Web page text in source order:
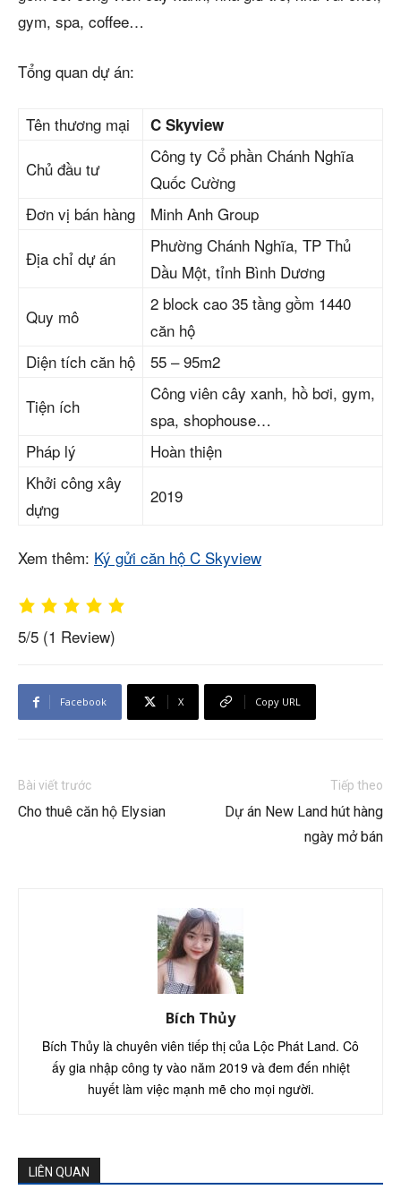
gym, spa, coffee…
Tổng quan dự án:
Tên thương mại C Skyview
Chủ đầu tư
Công ty Cổ phần Chánh Nghĩa
Quốc Cường
Đơn vị bán hàng
Minh Anh Group
Địa chỉ dự án
Phường Chánh Nghĩa, TP Thủ
Dầu Một, tỉnh Bình Dương
Quy mô
2 block cao 35 tầng gồm 1440
căn hộ
Diện tích căn hộ
55 – 95m2
Tiện ích
Công viên cây xanh, hồ bơi, gym,
spa, shophouse…
Pháp lý
Hoàn thiện
Khởi công xây
dựng
2019
Xem thêm: Ký gửi căn hộ C Skyview
5/5 (1 Review)
Facebook X Copy URL
Bài viết trước
Cho thuê căn hộ Elysian
Tiếp theo
Dự án New Land hút hàng
ngày mở bán
Bích Thủy
Bích Thủy là chuyên viên tiếp thị của Lộc Phát Land. Cô
ấy gia nhập công ty vào năm 2019 và đem đến nhiệt
huyết làm việc mạnh mẽ cho mọi người.
LIÊN QUAN